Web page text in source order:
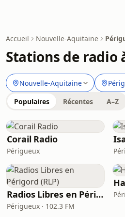
Accueil Nouvelle-Aquitaine
Stations de radio
Nouvelle-Aquitaine
Populaires Récentes A–Z
Corail Radio
Périgueux
Radios Libres en Périgord (RLP)
Périgueux · 102.3 FM